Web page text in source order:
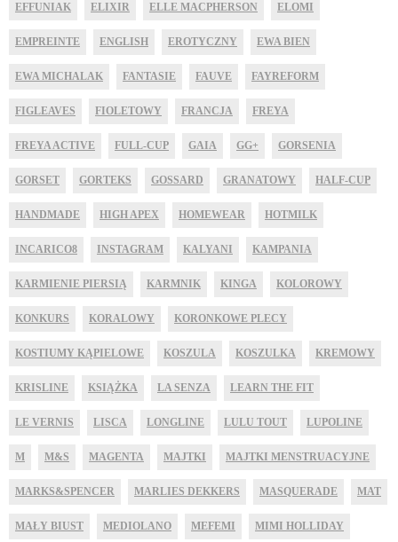
EFFUNIAK ELIXIR ELLE MACPHERSON ELOMI
EMPREINTE ENGLISH EROTYCZNY EWA BIEN
EWA MICHALAK FANTASIE FAUVE FAYREFORM
FIGLEAVES FIOLETOWY FRANCJA FREYA
FREYA ACTIVE FULL-CUP GAIA GG+ GORSENIA
GORSET GORTEKS GOSSARD GRANATOWY HALF-CUP
HANDMADE HIGH APEX HOMEWEAR HOTMILK
INCARICO8 INSTAGRAM KALYANI KAMPANIA
KARMIENIE PIERSIĄ KARMNIK KINGA KOLOROWY
KONKURS KORALOWY KORONKOWE PLECY
KOSTIUMY KĄPIELOWE KOSZULA KOSZULKA KREMOWY
KRISLINE KSIĄŻKA LA SENZA LEARN THE FIT
LE VERNIS LISCA LONGLINE LULU TOUT LUPOLINE
M M&S MAGENTA MAJTKI MAJTKI MENSTRUACYJNE
MARKS&SPENCER MARLIES DEKKERS MASQUERADE MAT
MAŁY BIUST MEDIOLANO MEFEMI MIMI HOLLIDAY